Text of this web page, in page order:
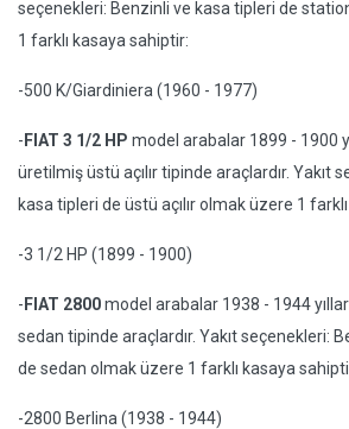
seçenekleri: Benzinli ve kasa tipleri de
1 farklı kasaya sahiptir:
-500 K/Giardiniera (1960 - 1977)
- FIAT 3 1/2 HP model arabalar 1899 - 1900
üretilmiş üstü açılır tipinde araçlardır. Yakıt
kasa tipleri de üstü açılır olmak üzere 1
-3 1/2 HP (1899 - 1900)
- FIAT 2800model arabalar 1938 - 1944
sedan tipinde araçlardır. Yakıt seçenekleri:
de sedan olmak üzere 1 farklı kasaya
-2800 Berlina (1938 - 1944)